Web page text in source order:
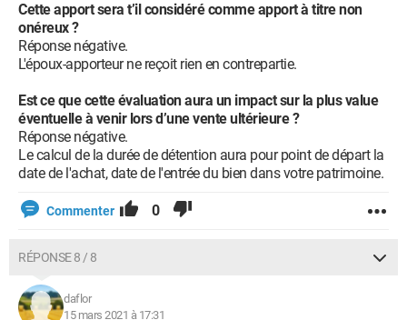
Cette apport sera t’il considéré comme apport à titre non
onéreux ?
Réponse négative.
L'époux-apporteur ne reçoit rien en contrepartie.
Est ce que cette évaluation aura un impact sur la plus value
éventuelle à venir lors d’une vente ultérieure ?
Réponse négative.
Le calcul de la durée de détention aura pour point de départ la
date de l'achat, date de l'entrée du bien dans votre patrimoine.
Commenter 0
RÉPONSE 8 / 8
daflor
15 mars 2021 à 17:31